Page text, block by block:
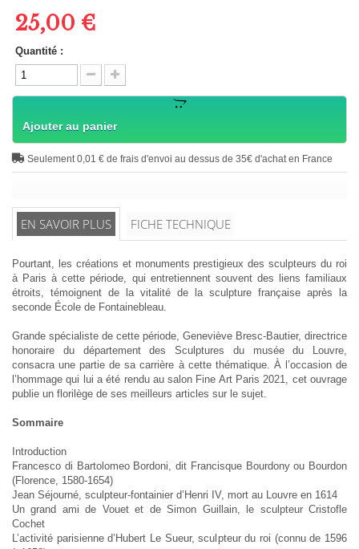
25,00 €
Quantité :
Ajouter au panier
Seulement 0,01 € de frais d'envoi au dessus de 35€ d'achat en France
EN SAVOIR PLUS FICHE TECHNIQUE
Pourtant, les créations et monuments prestigieux des sculpteurs du roi
à Paris à cette période, qui entretiennent souvent des liens familiaux
étroits, témoignent de la vitalité de la sculpture française après la
seconde École de Fontainebleau.
Grande spécialiste de cette période, Geneviève Bresc-Bautier, directrice
honoraire du département des Sculptures du musée du Louvre,
consacra une partie de sa carrière à cette thématique. À l’occasion de
l’hommage qui lui a été rendu au salon Fine Art Paris 2021, cet ouvrage
publie un florilège de ses meilleurs articles sur le sujet.
Sommaire
Introduction
Francesco di Bartolomeo Bordoni, dit Francisque Bourdony ou Bourdon
(Florence, 1580-1654)
Jean Séjourné, sculpteur-fontainier d’Henri IV, mort au Louvre en 1614
Un grand ami de Vouet et de Simon Guillain, le sculpteur Cristofle
Cochet
L’activité parisienne d’Hubert Le Sueur, sculpteur du roi (connu de 1596